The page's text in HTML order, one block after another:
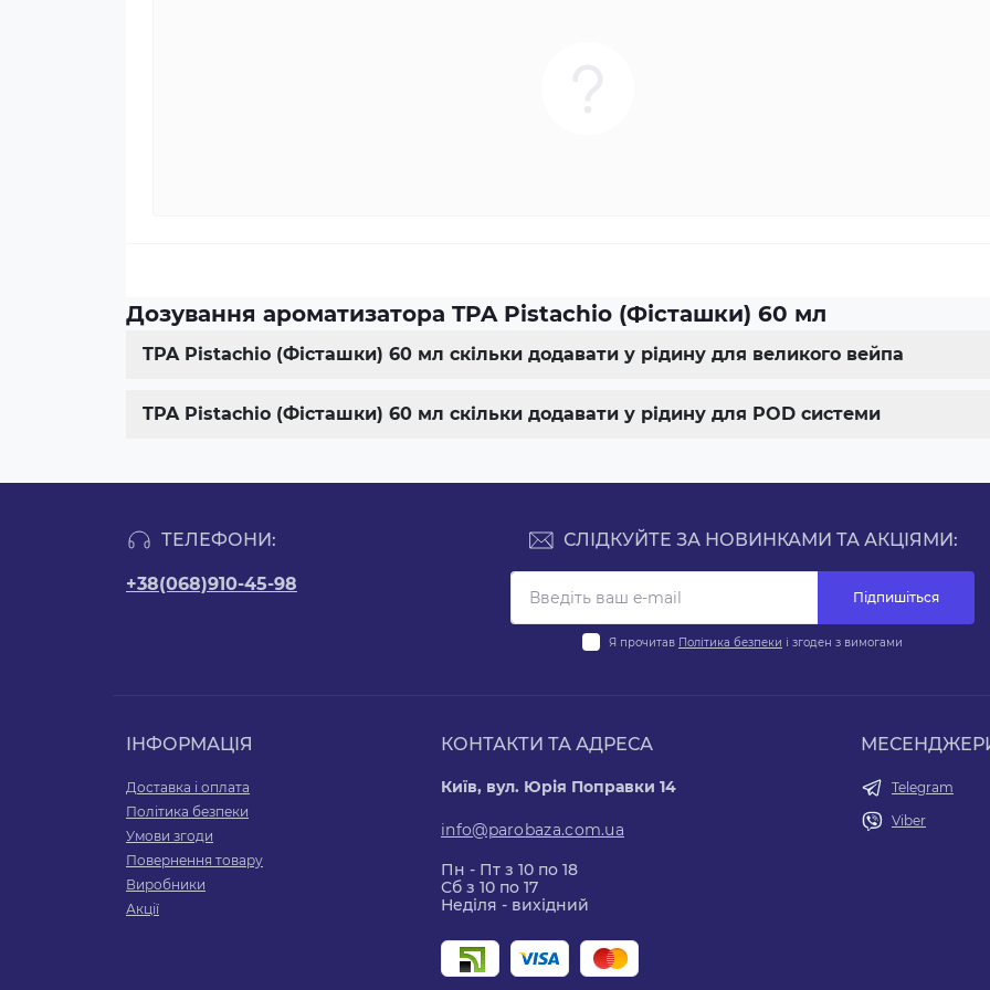
Дозування ароматизатора TPA Pistachio (Фісташки) 60 мл
TPA Pistachio (Фісташки) 60 мл скільки додавати у рідину для великого вейпа
TPA Pistachio (Фісташки) 60 мл скільки додавати у рідину для POD системи
ТЕЛЕФОНИ:
+38(068)910-45-98
СЛІДКУЙТЕ ЗА НОВИНКАМИ ТА АКЦІЯМИ:
Підпишіться
Я прочитав Політика безпеки і згоден з вимогами
ІНФОРМАЦІЯ
Доставка і оплата
Політика безпеки
Умови згоди
Повернення товару
Виробники
Акції
КОНТАКТИ ТА АДРЕСА
Київ, вул. Юрія Поправки 14
info@parobaza.com.ua
Пн - Пт з 10 по 18
Сб з 10 по 17
Неділя - вихідний
Telegram
Viber